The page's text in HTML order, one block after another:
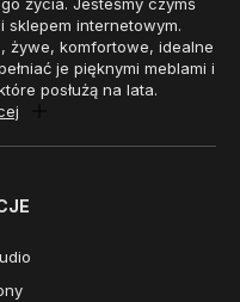
życia. Jesteśmy czymś
sklepem internetowym.
żywe, komfortowe, idealne
je pięknymi meblami i
posłużą na lata.